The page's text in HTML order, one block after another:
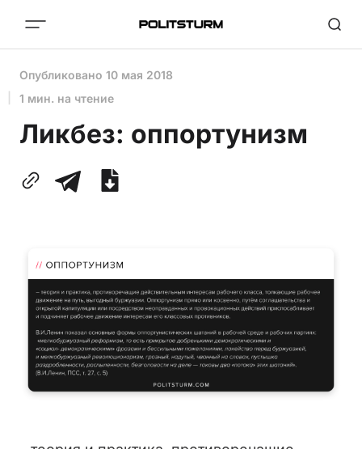
Опубликовано 10 мая 2018
1 мин. на чтение
Ликбез: оппортунизм